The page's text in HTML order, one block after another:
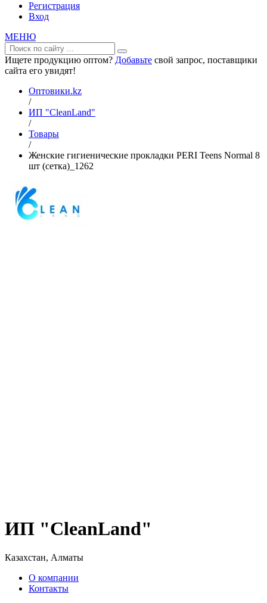
Регистрация
Вход
МЕНЮ
Ищете продукцию оптом? Добавьте свой запрос, поставщики
сайта его увидят!
Оптовики.kz
/
ИП "CleanLand"
/
Товары
/
Женские гигиенические прокладки PERI Teens Normal 8
шт (сетка)_1262
ИП "CleanLand"
Казахстан, Алматы
О компании
Контакты